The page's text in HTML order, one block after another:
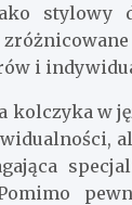
stylowy
i
kolczyka w